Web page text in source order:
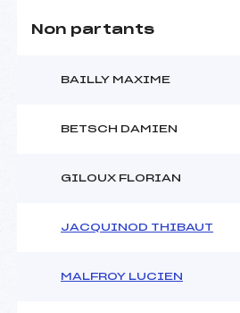
Non partants
BAILLY MAXIME
BETSCH DAMIEN
GILOUX FLORIAN
JACQUINOD THIBAUT
MALFROY LUCIEN